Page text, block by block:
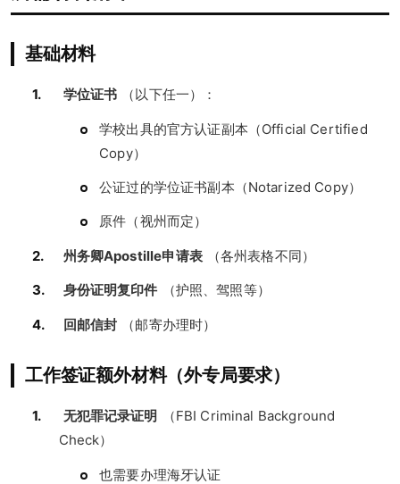
基础材料
学位证书 （以下任一）：
学校出具的官方认证副本（Official Certified
Copy）
公证过的学位证书副本（Notarized Copy）
原件（视州而定）
州务卿Apostille申请表 （各州表格不同）
身份证明复印件 （护照、驾照等）
回邮信封 （邮寄办理时）
工作签证额外材料（外专局要求）
无犯罪记录证明
（FBI Criminal Background
Check）
也需要办理海牙认证